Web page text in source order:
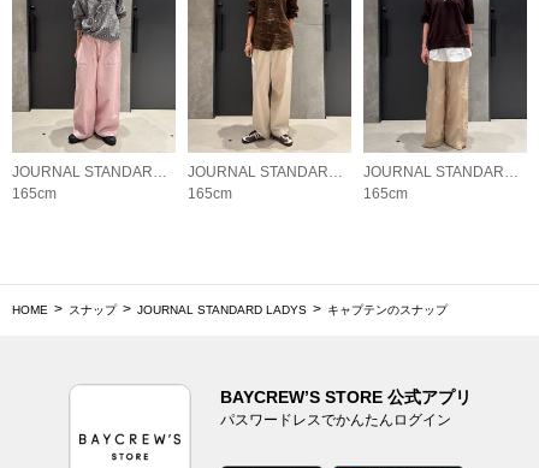
JOURNAL STANDARD LADYS
165cm
JOURNAL STANDARD LADYS
165cm
JOURNAL STANDARD LADYS
165cm
HOME スナップ JOURNAL STANDARD LADYS キャプテンのスナップ
BAYCREW’S STORE 公式アプリ
パスワードレスでかんたんログイン